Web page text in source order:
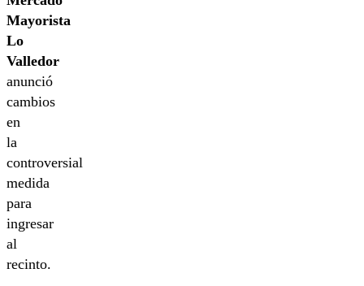
Mayorista
Lo
Valledor
anunció
cambios
en
la
controversial
medida
para
ingresar
al
recinto.